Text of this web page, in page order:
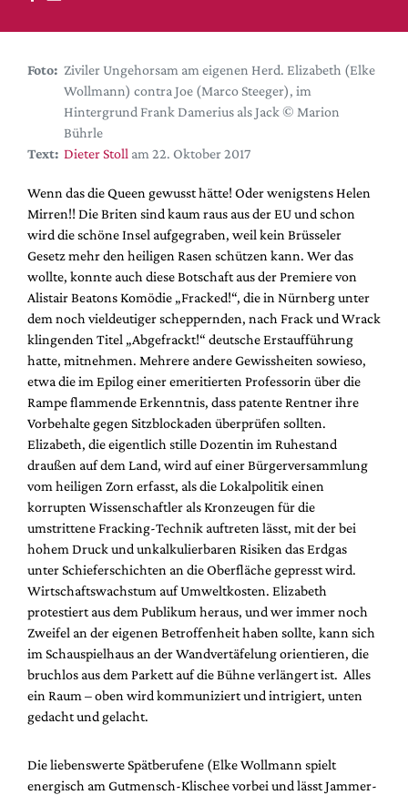
DdB-map
Premierensuche
Festival-Planer
Hefte
Alle Hefte
Leseproben
Podcast
Service
Shop / Abo
Newsletter
Redaktion
Autor:innen
Partner
Mediadaten
Suche
Foto: Ziviler Ungehorsam am eigenen Herd. Elizabeth (Elke
Wollmann) contra Joe (Marco Steeger), im
Hintergrund Frank Damerius als Jack © Marion
Bührle
Text: Dieter Stoll am 22. Oktober 2017
Wenn das die Queen gewusst hätte! Oder wenigstens Helen
Mirren!! Die Briten sind kaum raus aus der EU und schon
wird die schöne Insel aufgegraben, weil kein Brüsseler
Gesetz mehr den heiligen Rasen schützen kann. Wer das
wollte, konnte auch diese Botschaft aus der Premiere von
Alistair Beatons Komödie „Fracked!“, die in Nürnberg unter
dem noch vieldeutiger scheppernden, nach Frack und Wrack
klingenden Titel „Abgefrackt!“ deutsche Erstaufführung
hatte, mitnehmen. Mehrere andere Gewissheiten sowieso,
etwa die im Epilog einer emeritierten Professorin über die
Rampe flammende Erkenntnis, dass patente Rentner ihre
Vorbehalte gegen Sitzblockaden überprüfen sollten.
Elizabeth, die eigentlich stille Dozentin im Ruhestand
draußen auf dem Land, wird auf einer Bürgerversammlung
vom heiligen Zorn erfasst, als die Lokalpolitik einen
korrupten Wissenschaftler als Kronzeugen für die
umstrittene Fracking-Technik auftreten lässt, mit der bei
hohem Druck und unkalkulierbaren Risiken das Erdgas
unter Schieferschichten an die Oberfläche gepresst wird.
Wirtschaftswachstum auf Umweltkosten. Elizabeth
protestiert aus dem Publikum heraus, und wer immer noch
Zweifel an der eigenen Betroffenheit haben sollte, kann sich
im Schauspielhaus an der Wandvertäfelung orientieren, die
bruchlos aus dem Parkett auf die Bühne verlängert ist. Alles
ein Raum – oben wird kommuniziert und intrigiert, unten
gedacht und gelacht.
Die liebenswerte Spätberufene (Elke Wollmann spielt
energisch am Gutmensch-Klischee vorbei und lässt Jammer-